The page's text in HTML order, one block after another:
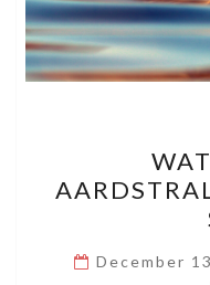
December